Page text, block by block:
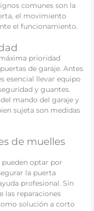
comunes son la
el movimiento
el funcionamiento.
prioridad
de garaje. Antes
esencial llevar equipo
y guantes.
mando del garaje y
sujeta son medidas
de muelles
pueden optar por
la puerta
profesional. Sin
las reparaciones
solución a corto